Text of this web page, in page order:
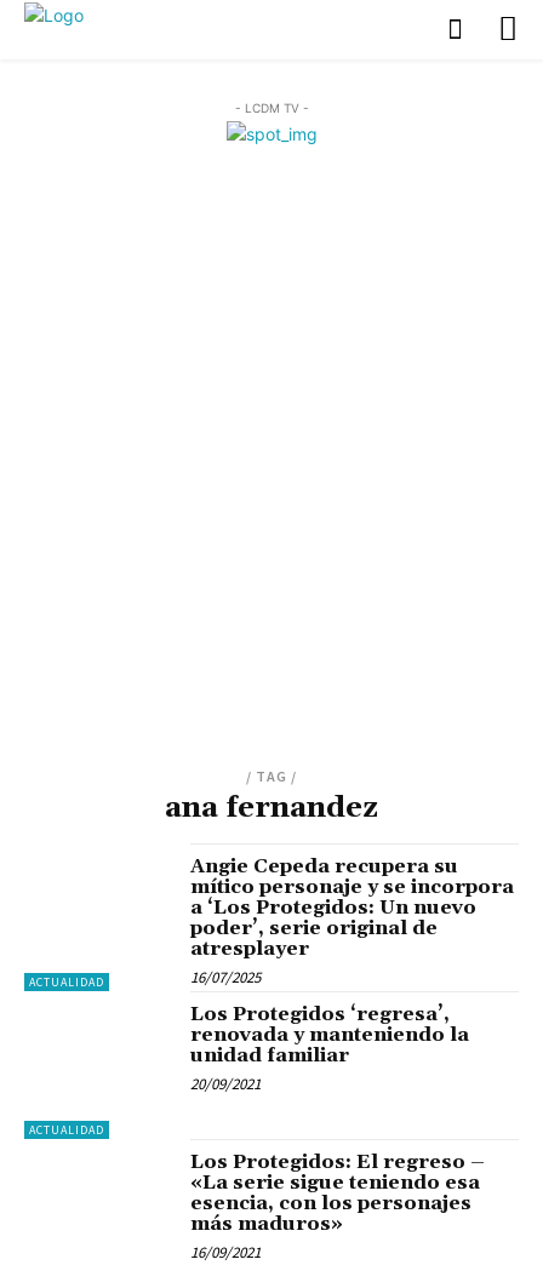
- LCDM TV -
/ TAG /
ana fernandez
ACTUALIDAD
Angie Cepeda recupera su
mítico personaje y se incorpora
a ‘Los Protegidos: Un nuevo
poder’, serie original de
atresplayer
16/07/2025
ACTUALIDAD
Los Protegidos ‘regresa’,
renovada y manteniendo la
unidad familiar
20/09/2021
Los Protegidos: El regreso –
«La serie sigue teniendo esa
esencia, con los personajes
más maduros»
16/09/2021